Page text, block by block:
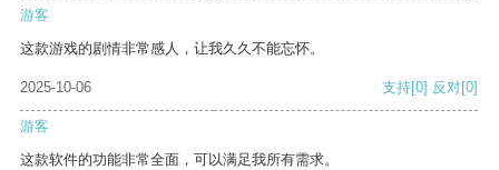
游客
这款游戏的剧情非常感人，让我久久不能忘怀。
2025-10-06 支持[0] 反对[0]
游客
这款软件的功能非常全面，可以满足我所有需求。